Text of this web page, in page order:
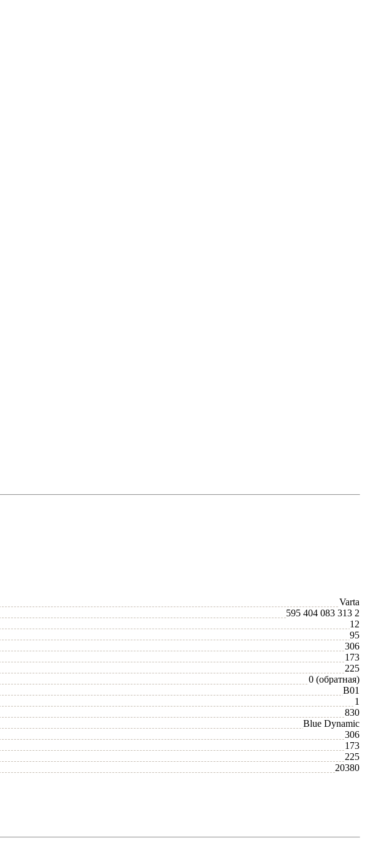
Varta
595 404 083 313 2
12
95
306
173
225
0 (обратная)
B01
1
830
Blue Dynamic
306
173
225
20380